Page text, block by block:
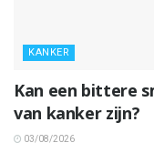
KANKER
Kan een bittere
van kanker zijn?
03/08/2026